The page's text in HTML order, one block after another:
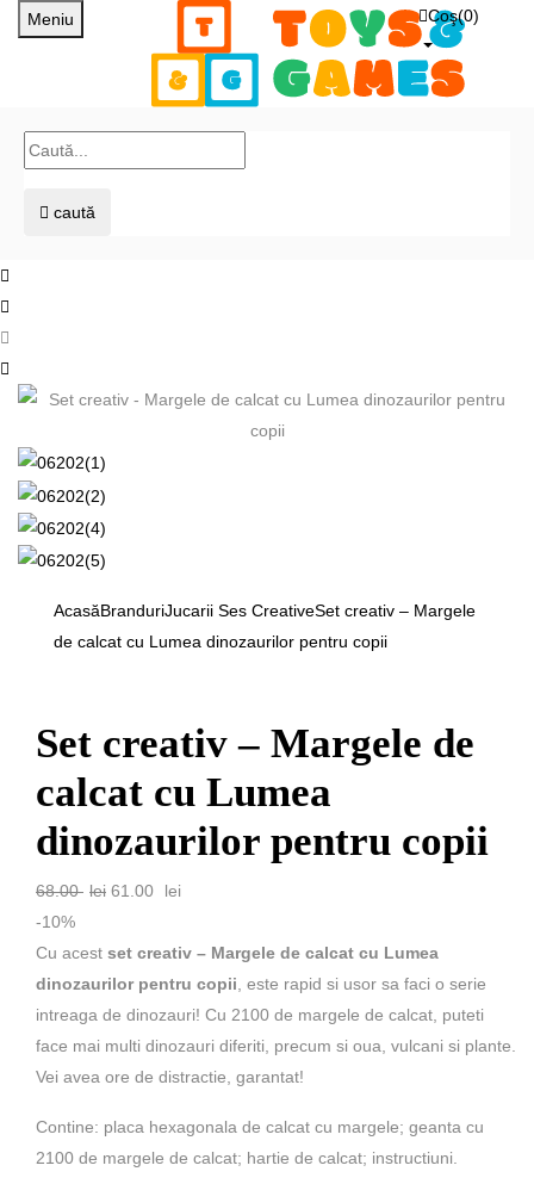
Meniu Coş(0)
caută
AcasăBranduriJucarii Ses CreativeSet creativ – Margele
de calcat cu Lumea dinozaurilor pentru copii
Set creativ – Margele de
calcat cu Lumea
dinozaurilor pentru copii
68.00 lei Prețul
a
fost:
68.00 lei.
61.00 lei
este:
61.00 lei.
-10%
Cu acest set creativ – Margele de calcat cu Lumea
dinozaurilor pentru copii, este rapid si usor sa faci o serie
intreaga de dinozauri! Cu 2100 de margele de calcat, puteti
face mai multi dinozauri diferiti, precum si oua, vulcani si plante.
Vei avea ore de distractie, garantat!
Contine: placa hexagonala de calcat cu margele; geanta cu
2100 de margele de calcat; hartie de calcat; instructiuni.